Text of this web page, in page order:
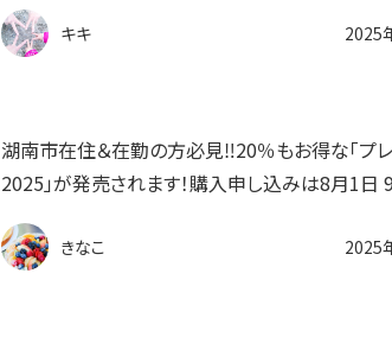
キキ 2025
湖南市在住＆在勤の方必見‼︎20％もお得な「プ
2025」が発売されます！購入申し込みは8月1日
きなこ 2025